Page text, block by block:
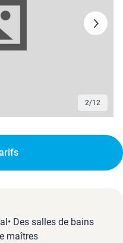
2/12
Des salles de bains
maîtres